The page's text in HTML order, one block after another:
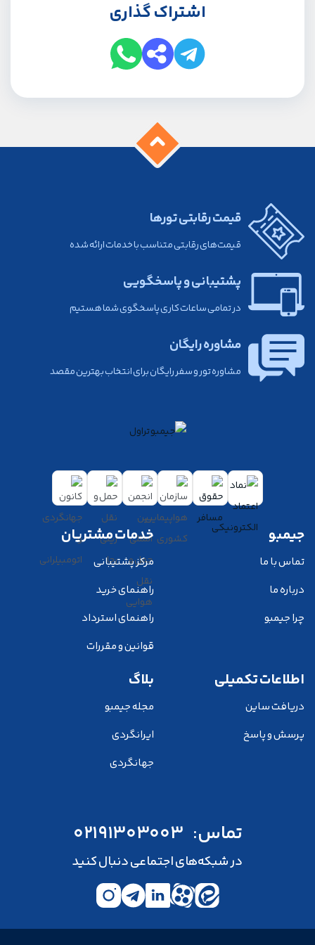
اشتراک گذاری
قیمت رقابتی تورها
قیمت‌های رقابتی متناسب با خدمات ارائه شده
پشتیبانی و پاسخگویی
در تمامی ساعات کاری پاسخگوی شما هستیم
مشاوره رایگان
مشاوره تور و سفر رایگان برای انتخاب بهترین مقصد
جیمبو
تماس با ما
درباره ما
چرا جیمبو
خدمات مشتریان
مرکز پشتیبانی
راهنمای خرید
راهنمای استرداد
قوانین و مقررات
اطلاعات تکمیلی
دریافت ساین
پرسش و پاسخ
بلاگ
مجله جیمبو
ایرانگردی
جهانگردی
تماس: 02191303003
در شبکه‌های اجتماعی دنبال کنید